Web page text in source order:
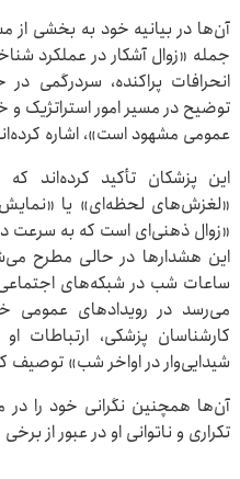
آن‌ها در بیانیه خود به بخشی از
جمله «زوال آشکار در عملکرد
انحرافات پراکنده، سردرگمی در
توضیح در مسیر امور استراتژیک
عمومی مشهود است»، اشاره
این پزشکان تأکید کرده‌اند
«لغزش‌های لحظه‌ای» یا
«زوال ذهنی‌ای است که به سرعت
این هشدارها در حالی مطرح
ساعات شب در شبکه‌های
می‌رسد در رویدادهای عمومی
کارشناسان پزشکی، ارتباطات
شیدایی‌وار در اواخر شب» توصیف
آن‌ها همچنین نگرانی خود را در
تکراری و ناتوانی او در عبور از